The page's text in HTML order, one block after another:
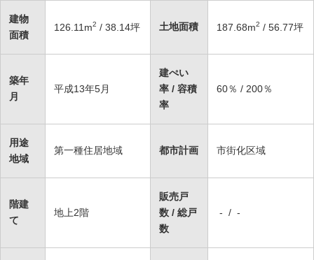
建物
面積
126.11 m2 / 38.14坪 土地面積 187.68m2 / 56.77坪
築年
月
平成13年5月
建ぺい
率 / 容積
率
60％ / 200％
用途
地域
第一種住居地域 都市計画 市街化区域
階建
て
地上2階
販売戸
数 / 総戸
数
- / -